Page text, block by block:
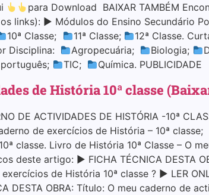
para Download BAIXAR TAMBÉM
links): ▶ Módulos do Ensino Secundário
10ª Classe; 11ª Classe;
12ª Classe.
Disciplina:
Agropecuária; Biologia;
português; TIC; Química. PUBLICIDADE
de História 10ª classe
DE ACTIVIDADES DE HISTÓRIA -10ª
de exercícios de História – 10ª
classe. Livro de História 10ª Classe – O
deste artigo: ▶ FICHA TÉCNICA DESTA
de História 10ª classe ? ▶ LER
DESTA OBRA: Título: O meu caderno de